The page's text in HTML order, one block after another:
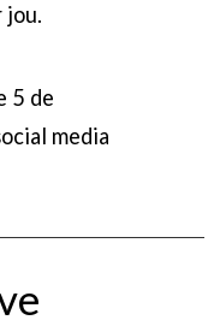
5 de
media